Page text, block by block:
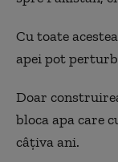
Cu toate
apei pot
Doar
bloca apa care
câţiva ani.